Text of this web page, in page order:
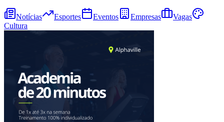
Notícias Esportes Eventos Empresas
Vagas
Cultura